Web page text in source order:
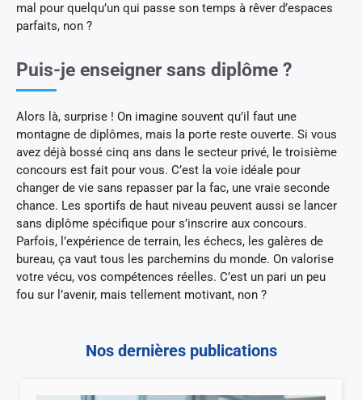
mal pour quelqu’un qui passe son temps à rêver d’espaces
parfaits, non ?
Puis-je enseigner sans diplôme ?
Alors là, surprise ! On imagine souvent qu’il faut une
montagne de diplômes, mais la porte reste ouverte. Si vous
avez déjà bossé cinq ans dans le secteur privé, le troisième
concours est fait pour vous. C’est la voie idéale pour
changer de vie sans repasser par la fac, une vraie seconde
chance. Les sportifs de haut niveau peuvent aussi se lancer
sans diplôme spécifique pour s’inscrire aux concours.
Parfois, l’expérience de terrain, les échecs, les galères de
bureau, ça vaut tous les parchemins du monde. On valorise
votre vécu, vos compétences réelles. C’est un pari un peu
fou sur l’avenir, mais tellement motivant, non ?
Nos dernières publications